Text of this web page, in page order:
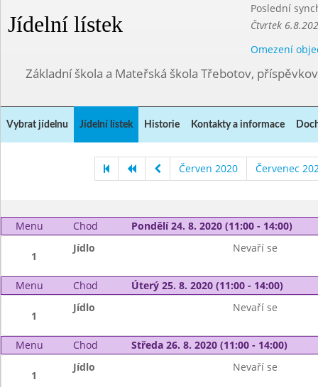
Jídelní lístek
Poslední
Čtvrtek
Omezení
Základní škola a Mateřská škola Třebotov,
Vybrat jídelnu Jídelní lístek Historie Kontakty a informace
Červen 2020 Červenec
Menu Chod Pondělí 24. 8. 2020 (11:00 - 14:00)
1
Jídlo Nevaří se
Menu Chod Úterý 25. 8. 2020 (11:00 - 14:00)
1
Jídlo Nevaří se
Menu Chod Středa 26. 8. 2020 (11:00 - 14:00)
1
Jídlo Nevaří se